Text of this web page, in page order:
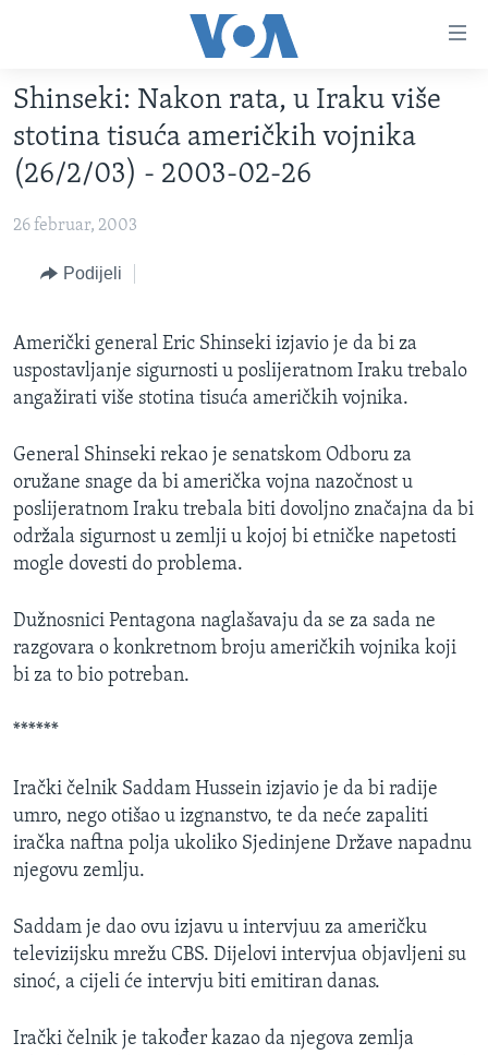
glavni
sadržaj
Pređi
na
glavnu
VIDEO
FOTOGRAFIJE DANA
VIJESTI
SJEDINJENE AMERIČKE DRŽAVE
SVIJET
NAUKA I TEHNOLOGIJA
KORUPCIJA
SLOBODA MEDIJA
IZBJEGLIČKA STRANA
MAGAZIN
O GLASU AMERIKE
Learning English
PRATITE NAS
Shinseki: Nakon rata, u Iraku više
stotina tisuća američkih vojnika
(26/2/03) - 2003-02-26
26 februar, 2003
Podijeli
Američki general Eric Shinseki izjavio je da bi za
uspostavljanje sigurnosti u poslijeratnom Iraku trebalo
angažirati više stotina tisuća američkih vojnika.
General Shinseki rekao je senatskom Odboru za
oružane snage da bi američka vojna nazočnost u
poslijeratnom Iraku trebala biti dovoljno značajna da bi
održala sigurnost u zemlji u kojoj bi etničke napetosti
mogle dovesti do problema.
Dužnosnici Pentagona naglašavaju da se za sada ne
razgovara o konkretnom broju američkih vojnika koji
bi za to bio potreban.
******
Irački čelnik Saddam Hussein izjavio je da bi radije
umro, nego otišao u izgnanstvo, te da neće zapaliti
iračka naftna polja ukoliko Sjedinjene Države napadnu
njegovu zemlju.
Saddam je dao ovu izjavu u intervjuu za američku
televizijsku mrežu CBS. Dijelovi intervjua objavljeni su
sinoć, a cijeli će intervju biti emitiran danas.
Irački čelnik je također kazao da njegova zemlja